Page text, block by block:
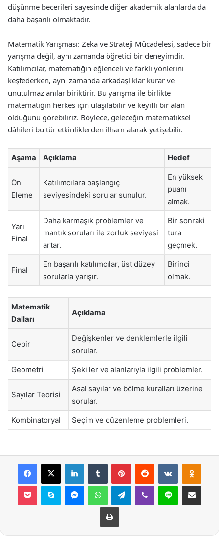
düşünme becerileri sayesinde diğer akademik alanlarda da
daha başarılı olmaktadır.
Matematik Yarışması: Zeka ve Strateji Mücadelesi, sadece bir
yarışma değil, aynı zamanda öğretici bir deneyimdir.
Katılımcılar, matematiğin eğlenceli ve farklı yönlerini
keşfederken, aynı zamanda arkadaşlıklar kurar ve
unutulmaz anılar biriktirir. Bu yarışma ile birlikte
matematiğin herkes için ulaşılabilir ve keyifli bir alan
olduğunu görebiliriz. Böylece, geleceğin matematiksel
dâhileri bu tür etkinliklerden ilham alarak yetişebilir.
Aşama Açıklama Hedef
Ön
Eleme
Katılımcılara başlangıç
seviyesindeki sorular sunulur.
En yüksek
puanı
almak.
Yarı
Final
Daha karmaşık problemler ve
mantık soruları ile zorluk seviyesi
artar.
Bir sonraki
tura
geçmek.
Final
En başarılı katılımcılar, üst düzey
sorularla yarışır.
Birinci
olmak.
Matematik
Dalları
Açıklama
Cebir
Değişkenler ve denklemlerle ilgili
sorular.
Geometri Şekiller ve alanlarıyla ilgili problemler.
Sayılar Teorisi
Asal sayılar ve bölme kuralları üzerine
sorular.
Kombinatoryal Seçim ve düzenleme problemleri.
Facebook
X LinkedInTumblr PinterestReddit VKontakte
Pocket Skype MessengerWhatsAppTelegramViber Line E-Posta ile
Yazdır